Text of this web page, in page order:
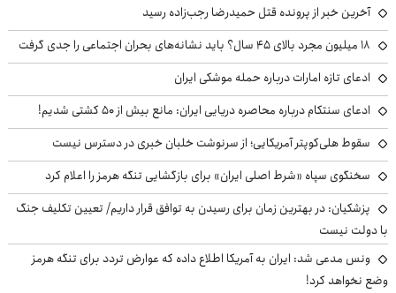
آخرین خبر از پرونده قتل حمیدرضا رجب‌زاده رسید
۱۸ میلیون مجرد بالای ۴۵ سال؟ باید نشانه‌های بحران اجتماعی را جدی گرفت
ادعای تازه امارات درباره حمله موشکی ایران
ادعای سنتکام درباره محاصره دریایی ایران: مانع بیش از ۵۰ کشتی شدیم!
سقوط هلی‌کوپتر آمریکایی؛ از سرنوشت خلبان خبری در دسترس نیست
سخنگوی سپاه «شرط اصلی ایران» برای بازگشایی تنگه هرمز را اعلام کرد
پزشکیان‌: در بهترین زمان برای رسیدن به توافق قرار داریم/ تعیین تکلیف جنگ
با دولت نیست
ونس مدعی شد: ایران به آمریکا اطلاع داده که عوارض تردد برای تنگه هرمز
وضع نخواهد کرد!